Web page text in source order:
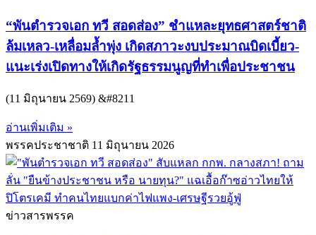
“พันตำรวจเอก ทวี สอดส่อง” ชำแหละยุทธศาสตร์ชาติ
ล้มเหลว-เหลื่อมล้ำพุ่ง เกิดสภาวะงบประมาณบิดเบี้ยว-
แนะเร่งเปิดทางให้เกิดรัฐธรรมนูญที่ทำเพื่อประชาชน
(11 มิถุนายน 2569) &#8211
อ่านเพิ่มเติม »
พรรคประชาชาติ 11 มิถุนายน 2026
ข่าวสารพรรค